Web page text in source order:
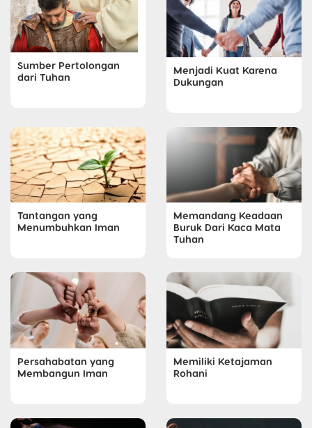
Sumber Pertolongan
dari Tuhan
Menjadi Kuat Karena
Dukungan
Tantangan yang
Menumbuhkan Iman
Memandang Keadaan
Buruk Dari Kaca Mata
Tuhan
Persahabatan yang
Membangun Iman
Memiliki Ketajaman
Rohani